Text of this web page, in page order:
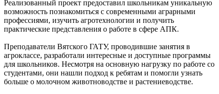
Реализованный проект предоставил школьникам уникальную
возможность познакомиться с современными аграрными
профессиями, изучить агротехнологии и получить
практические представления о работе в сфере АПК.
Преподаватели Вятского ГАТУ, проводившие занятия в
агроклассе, разработали интересные и доступные программы
для школьников. Несмотря на основную нагрузку по работе со
студентами, они нашли подход к ребятам и помогли узнать
больше о молочном животноводстве и растениеводстве.